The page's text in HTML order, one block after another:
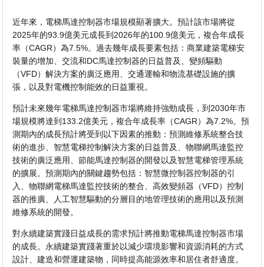
近年來，電梯馬達控制器市場規模顯著擴大。預計該市場將從
2025年的93.9億美元成長到2026年的100.9億美元，複合年成長
率（CAGR）為7.5%。過去幾年成長要素包括：商業建築電梯安
裝量的增加、交流和DC馬達控制器的日益普及、變頻驅動
（VFD）解決方案的廣泛應用、交通運輸和物流基礎設施的擴
張，以及對電機控制能效的日益重視。
預計未來幾年電梯馬達控制器市場將維持強勁成長，到2030年市
場規模將達到133.2億美元，複合年成長率（CAGR）為7.2%。預
測期內的成長預計將受到以下因素的推動：預測維修系統整合技
術的進步、智慧電梯控制解決方案的日益普及、物聯網馬達監控
技術的廣泛應用、節能馬達控制器的開發以及智慧電梯管理系統
的擴展。預測期內的關鍵趨勢包括：智慧微控制器控制器的引
入、物聯網電梯馬達監控技術的整合、高效變頻器（VFD）控制
器的推廣、人工智慧驅動的分層目的地管理技術的應用以及預測
維修系統的開發。
對永續建築實踐日益成長的需求預計將推動電梯馬達控制器市場
的成長。永續建築實踐著重於以減少環境影響和資源消耗的方式
設計、建造和營運建築物，同時提高能源效率和居住者舒適度。